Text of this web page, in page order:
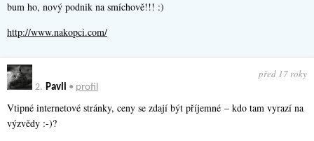
bum ho, nový podnik na smíchově!!! :)
http://www.nakopci.com/
2. Pavli • profil
před 17 roky
Vtipné internetové stránky, ceny se zdají být příjemné – kdo tam vyrazí na
výzvědy :-)?